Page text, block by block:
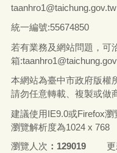
統一編號:55674850
若有業務及網站問題，可
箱:
本網站為臺中市政府版權
請勿任意轉載、複製或做
建議使用IE9.0或Firefox
瀏覽解析度為1024 x 768
瀏覽人次
129019